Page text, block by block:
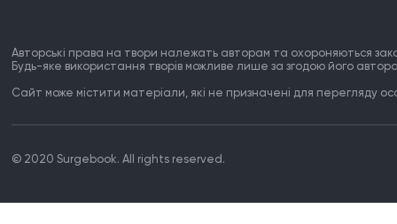
Авторські права на твори належать авторам та охороняються
Будь-яке використання творів можливе лише за згодою його
Сайт може містити матеріали, які не призначені для перегляду
© 2020 Surgebook. All rights reserved.